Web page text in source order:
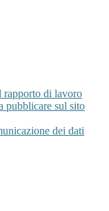
rapporto di lavoro
pubblicare sul sito
dei dati